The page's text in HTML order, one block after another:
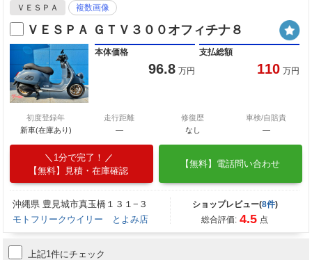
ＶＥＳＰＡ 複数画像
ＶＥＳＰＡ ＧＴＶ３００オフィチナ８
本体価格
96.8 万円
支払総額
110 万円
初度登録年
新車(在庫あり)
走行距離
―
修復歴
なし
車検/自賠責
―
1分で完了！
【無料】見積・在庫確認
【無料】電話問い合わせ
沖縄県 豊見城市真玉橋１３１−３
モトフリークウイリー とよみ店
ショップレビュー(8件)
総合評価: 4.5 点
上記1件にチェック